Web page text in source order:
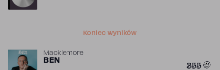
Koniec wyników
Macklemore
BEN 355